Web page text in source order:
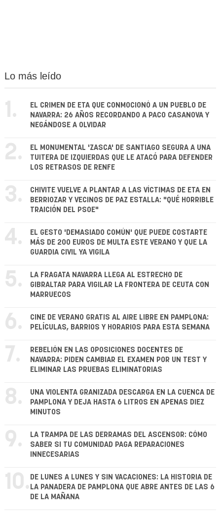
Lo más leído
1.
EL CRIMEN DE ETA QUE CONMOCIONÓ A UN PUEBLO DE
NAVARRA: 26 AÑOS RECORDANDO A PACO CASANOVA Y
NEGÁNDOSE A OLVIDAR
2.
EL MONUMENTAL 'ZASCA' DE SANTIAGO SEGURA A UNA
TUITERA DE IZQUIERDAS QUE LE ATACÓ PARA DEFENDER
LOS RETRASOS DE RENFE
3.
CHIVITE VUELVE A PLANTAR A LAS VÍCTIMAS DE ETA EN
BERRIOZAR Y VECINOS DE PAZ ESTALLA: "QUÉ HORRIBLE
TRAICIÓN DEL PSOE"
4.
EL GESTO 'DEMASIADO COMÚN' QUE PUEDE COSTARTE
MÁS DE 200 EUROS DE MULTA ESTE VERANO Y QUE LA
GUARDIA CIVIL YA VIGILA
5.
LA FRAGATA NAVARRA LLEGA AL ESTRECHO DE
GIBRALTAR PARA VIGILAR LA FRONTERA DE CEUTA CON
MARRUECOS
6.
CINE DE VERANO GRATIS AL AIRE LIBRE EN PAMPLONA:
PELÍCULAS, BARRIOS Y HORARIOS PARA ESTA SEMANA
7.
REBELIÓN EN LAS OPOSICIONES DOCENTES DE
NAVARRA: PIDEN CAMBIAR EL EXAMEN POR UN TEST Y
ELIMINAR LAS PRUEBAS ELIMINATORIAS
8.
UNA VIOLENTA GRANIZADA DESCARGA EN LA CUENCA DE
PAMPLONA Y DEJA HASTA 6 LITROS EN APENAS DIEZ
MINUTOS
9.
LA TRAMPA DE LAS DERRAMAS DEL ASCENSOR: CÓMO
SABER SI TU COMUNIDAD PAGA REPARACIONES
INNECESARIAS
10. DE LUNES A LUNES Y SIN VACACIONES: LA HISTORIA DE
LA PANADERA DE PAMPLONA QUE ABRE ANTES DE LAS 6
DE LA MAÑANA